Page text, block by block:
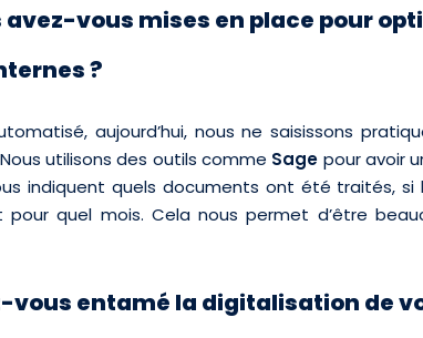
avez-vous mises en place pour
?
aujourd’hui, nous ne saisissons
utilisons des outils comme Sage pour avoir
indiquent quels documents ont été traités, si
quel mois. Cela nous permet d’être
vous entamé la digitalisation de